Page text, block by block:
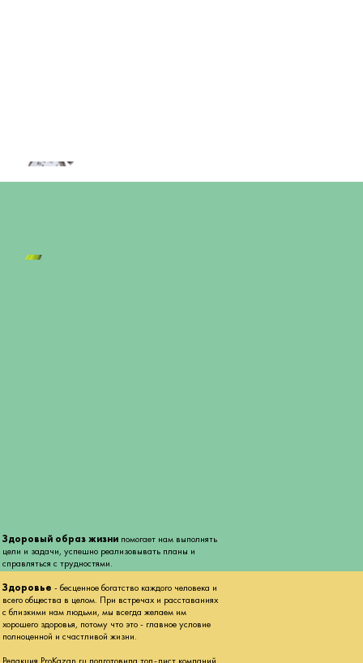
Здоровый образ жизни помогает нам выполнять
цели и задачи, успешно реализовывать планы и
справляться с трудностями.
Здоровье - бесценное богатство каждого человека и
всего общества в целом. При встречах и расставаниях
с близкими нам людьми, мы всегда желаем им
хорошего здоровья, потому что это - главное условие
полноценной и счастливой жизни.